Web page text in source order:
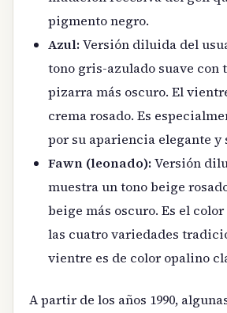
pigmento negro.
Azul:Versión diluida del
tono gris-azulado suave
pizarra más oscuro. El
crema rosado. Es
por su apariencia elegante y
Fawn (leonado):Versión
muestra un tono beige
beige más oscuro. Es el
las cuatro variedades
vientre es de color opalino
A partir de los años 1990,